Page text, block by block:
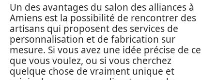
Un des avantages du salon des alliances à
Amiens est la possibilité de rencontrer des
artisans qui proposent des services de
personnalisation et de fabrication sur
mesure. Si vous avez une idée précise de ce
que vous voulez, ou si vous cherchez
quelque chose de vraiment unique et